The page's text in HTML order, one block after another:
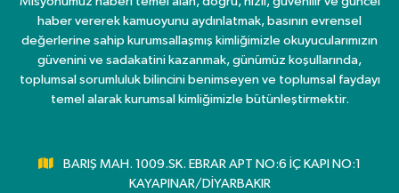
haber vererek kamuoyunu aydınlatmak, basının evrensel
değerlerine sahip kurumsallaşmış kimliğimizle okuyucularımızın
güvenini ve sadakatini kazanmak, günümüz koşullarında,
toplumsal sorumluluk bilincini benimseyen ve toplumsal faydayı
temel alarak kurumsal kimliğimizle bütünleştirmektir.
BARIŞ MAH. 1009.SK. EBRAR APT NO:6 İÇ KAPI NO:1
KAYAPINAR/DİYARBAKIR